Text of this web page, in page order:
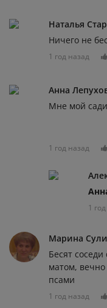
Наталья
Ничего не
1 год назад
Анна
Мне мой
1 год назад
1
Марина
Бесят
матом,
псами
1 год назад